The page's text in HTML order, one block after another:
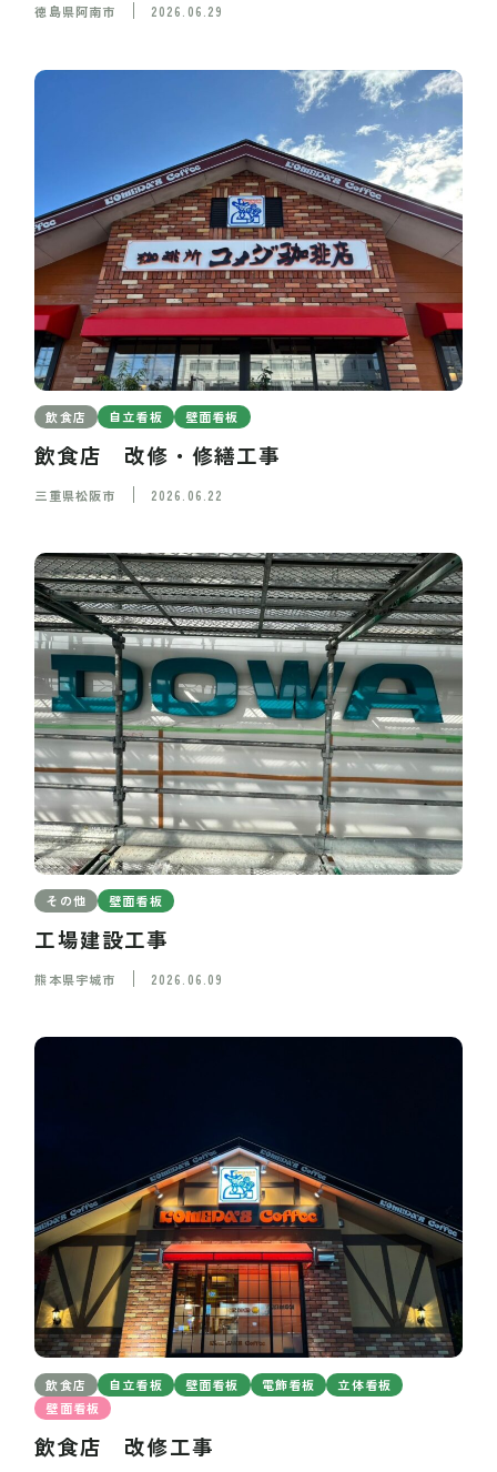
徳島県阿南市 2026.06.29
飲食店 自立看板 壁面看板
飲食店 改修・修繕工事
三重県松阪市 2026.06.22
その他 壁面看板
工場建設工事
熊本県宇城市 2026.06.09
飲食店 自立看板 壁面看板 電飾看板
立体看板
壁面看板
飲食店 改修工事